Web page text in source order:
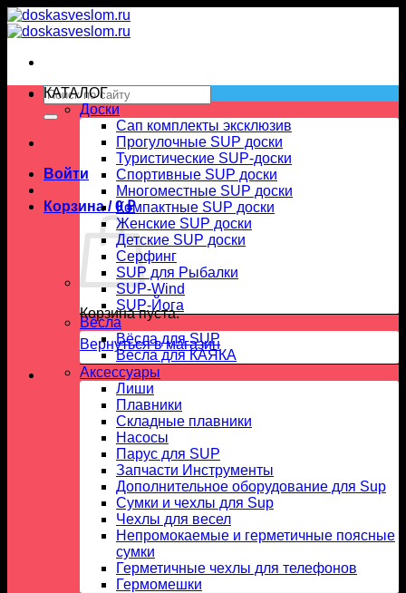
Skip
to
Искать:
Войти
Корзина /0₽
Корзина пуста.
Вернуться в магазин
КАТАЛОГ
Доски
Сап комплекты эксклюзив
Прогулочные SUP доски
Туристические SUP-доски
Спортивные SUP доски
Многоместные SUP доски
Компактные SUP доски
Женские SUP доски
Детские SUP доски
Серфинг
SUP для Рыбалки
SUP-Wind
SUP-Йога
Вёсла
Вёсла для SUP
Весла для КАЯКА
Аксессуары
Лиши
Плавники
Складные плавники
Насосы
Парус для SUP
Запчасти Инструменты
Дополнительное оборудование для Sup
Сумки и чехлы для Sup
Чехлы для весел
Непромокаемые и герметичные поясные
сумки
Герметичные чехлы для телефонов
Гермомешки